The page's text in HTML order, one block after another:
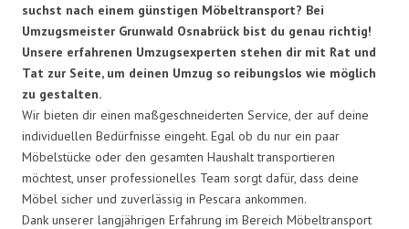
suchst nach einem günstigen Möbeltransport? Bei
Umzugsmeister Grunwald Osnabrück bist du genau richtig!
Unsere erfahrenen Umzugsexperten stehen dir mit Rat und
Tat zur Seite, um deinen Umzug so reibungslos wie möglich
zu gestalten.
Wir bieten dir einen maßgeschneiderten Service, der auf deine
individuellen Bedürfnisse eingeht. Egal ob du nur ein paar
Möbelstücke oder den gesamten Haushalt transportieren
möchtest, unser professionelles Team sorgt dafür, dass deine
Möbel sicher und zuverlässig in Pescara ankommen.
Dank unserer langjährigen Erfahrung im Bereich Möbeltransport